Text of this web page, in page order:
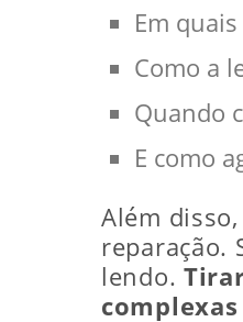
Em
Como a
Quando
E como
Além
reparação.
lendo.